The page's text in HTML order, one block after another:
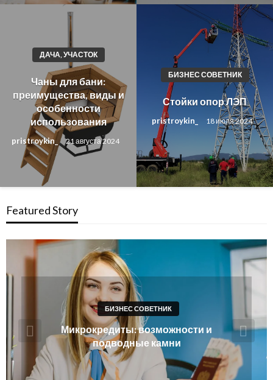
ДАЧА, УЧАСТОК
Чаны для бани:
преимущества, виды и
особенности
использования
pristroykin_ 21 августа 2024
БИЗНЕС СОВЕТНИК
Стойки опор ЛЭП
pristroykin_ 18 июля 2024
Featured Story
ГАРАЖ И АВТО
Антипробуксовочные траки: Обзор и
Преимущества